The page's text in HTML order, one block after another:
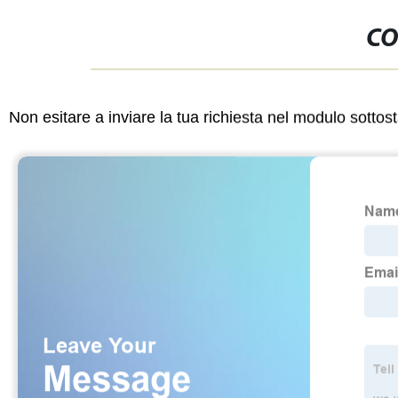
Non esitare a inviare la tua richiesta nel modulo